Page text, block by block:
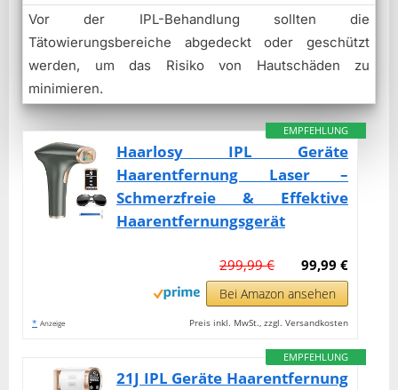
Vor der IPL-Behandlung sollten die
Tätowierungsbereiche abgedeckt oder geschützt
werden, um das Risiko von Hautschäden zu
minimieren.
EMPFEHLUNG
Haarlosy IPL Geräte
Haarentfernung Laser –
Schmerzfreie & Effektive
Haarentfernungsgerät
99,99 €
299,99 €
Bei Amazon ansehen
* Anzeige Preis inkl. MwSt., zzgl. Versandkosten
EMPFEHLUNG
21J IPL Geräte Haarentfernung